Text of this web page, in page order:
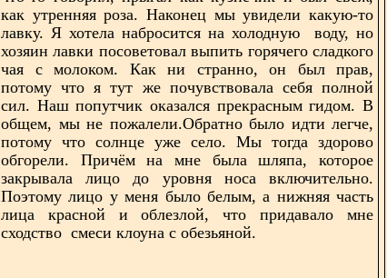
как утренняя роза. Наконец мы увидели какую-то
лавку. Я хотела набросится на холодную воду, но
хозяин лавки посоветовал выпить горячего сладкого
чая с молоком. Как ни странно, он был прав,
потому что я тут же почувствовала себя полной
сил. Наш попутчик оказался прекрасным гидом. В
общем, мы не пожалели.Обратно было идти легче,
потому что солнце уже село. Мы тогда здорово
обгорели. Причём на мне была шляпа, которое
закрывала лицо до уровня носа включительно.
Поэтому лицо у меня было белым, а нижняя часть
лица красной и облезлой, что придавало мне
сходство смеси клоуна с обезьяной.